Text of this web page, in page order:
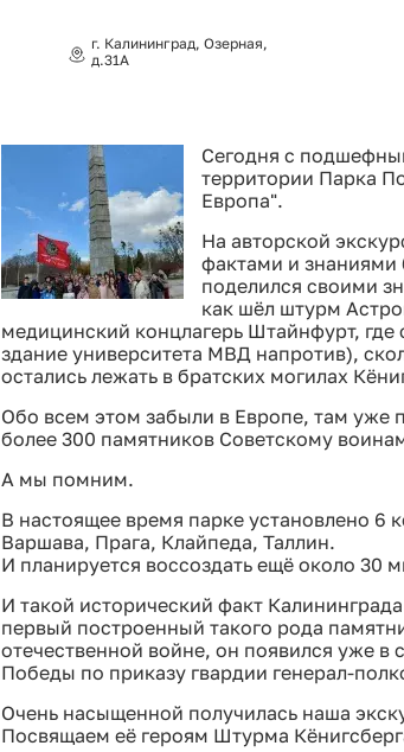
г. Калининград, Озерная,
д.31А
Сегодня с
территории Парка
Европа".
На авторской
фактами и знаниями
поделился своими
как шёл штурм
медицинский концлагерь Штайнфурт, где
здание университета МВД напротив),
остались лежать в братских могилах
Обо всем этом забыли в Европе, там уже
более 300 памятников Советскому
А мы помним.
В настоящее время парке установлено 6
Варшава, Прага, Клайпеда, Таллин.
И планируется воссоздать ещё около 30
И такой исторический факт
первый построенный такого рода
отечественной войне, он появился уже в
Победы по приказу гвардии генерал-
Очень насыщенной получилась наша
Посвящаем её героям Штурма